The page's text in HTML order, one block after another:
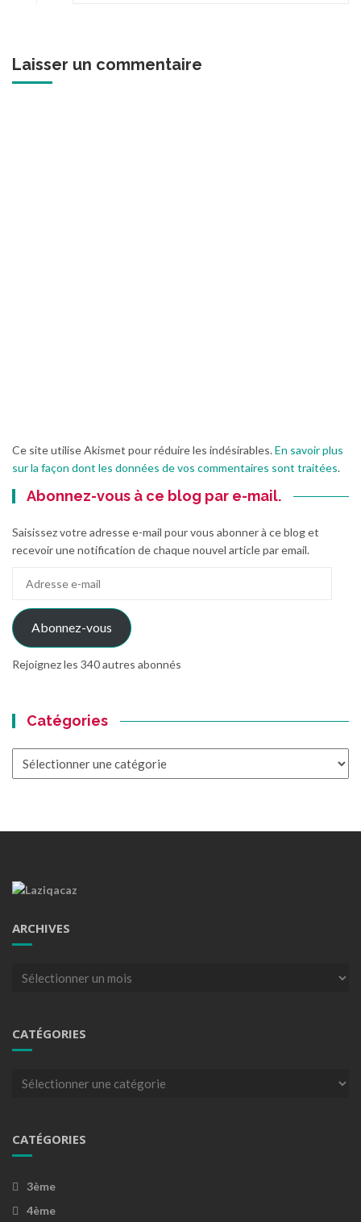
Laisser un commentaire
Ce site utilise Akismet pour réduire les indésirables.En savoir plus
sur la façon dont les données de vos commentaires sont traitées.
Abonnez-vous à ce blog par e-mail.
Saisissez votre adresse e-mail pour vous abonner à ce blog et
recevoir une notification de chaque nouvel article par email.
mail
Abonnez-vous
Rejoignez les 340 autres abonnés
Catégories
ARCHIVES
Archives
CATÉGORIES
Catégories
CATÉGORIES
3ème
4ème